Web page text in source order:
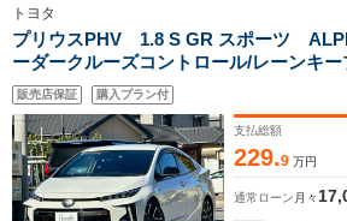
トヨタ
プリウスPHV 1.8 S GR スポーツ
ーダークルーズコントロール/レーンキ
ンナーミラー/ALPINEサブウーハー/
ヒーター
販売店保証 購入プラン付
支払総額
229.9 万円
通常ローン 月々